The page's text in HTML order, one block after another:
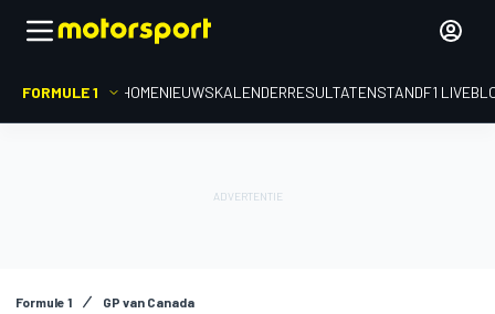
FORMULE 1 HOMENIEUWSKALENDERRESULTATENSTANDF1
Formule 1 GP van Canada